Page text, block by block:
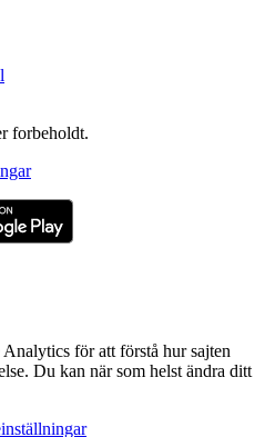
forbeholdt.
för att förstå hur sajten
Du kan när som helst ändra ditt